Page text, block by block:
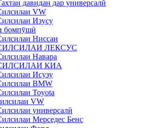
давидан дар универсалӣ
VW
Изусу
бомпӯшӣ
Ниссан
ЛЕКСУС
Навара
КИА
Исузу
BMW
Toyota
VW
универсалӣ
Мерседес Бенс